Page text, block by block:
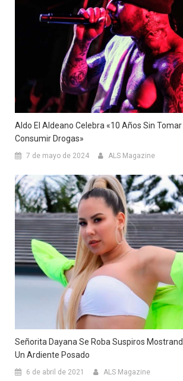
Aldo El Aldeano Celebra «10 Años Sin
Consumir Drogas»
7 de mayo de 2024 ALS Magazine
Señorita Dayana Se Roba Suspiros
Un Ardiente Posado
6 de abril de 2021 ALS Magazine